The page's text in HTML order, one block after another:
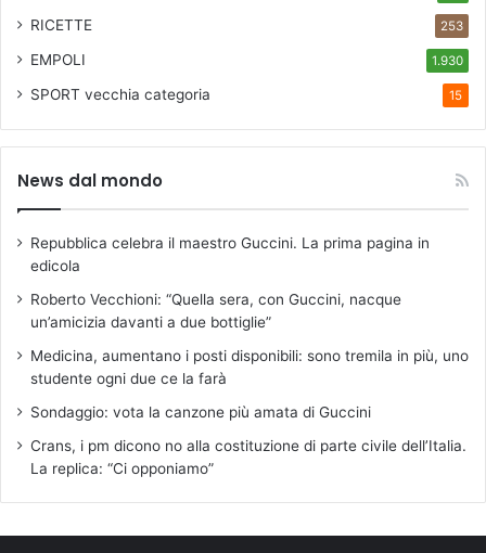
RICETTE 253
EMPOLI 1.930
SPORT vecchia categoria 15
News dal mondo
Repubblica celebra il maestro Guccini. La prima pagina in
edicola
Roberto Vecchioni: “Quella sera, con Guccini, nacque
un’amicizia davanti a due bottiglie”
Medicina, aumentano i posti disponibili: sono tremila in più, uno
studente ogni due ce la farà
Sondaggio: vota la canzone più amata di Guccini
Crans, i pm dicono no alla costituzione di parte civile dell’Italia.
La replica: “Ci opponiamo”